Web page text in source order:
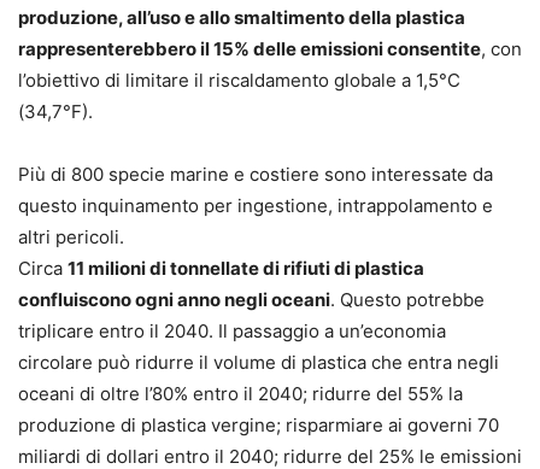
produzione, all’uso e allo smaltimento della plastica
rappresenterebbero il 15% delle emissioni consentite, con
l’obiettivo di limitare il riscaldamento globale a 1,5°C
(34,7°F).
Più di 800 specie marine e costiere sono interessate da
questo inquinamento per ingestione, intrappolamento e
altri pericoli.
Circa 11 milioni di tonnellate di rifiuti di plastica
confluiscono ogni anno negli oceani. Questo potrebbe
triplicare entro il 2040. Il passaggio a un’economia
circolare può ridurre il volume di plastica che entra negli
oceani di oltre l’80% entro il 2040; ridurre del 55% la
produzione di plastica vergine; risparmiare ai governi 70
miliardi di dollari entro il 2040; ridurre del 25% le emissioni